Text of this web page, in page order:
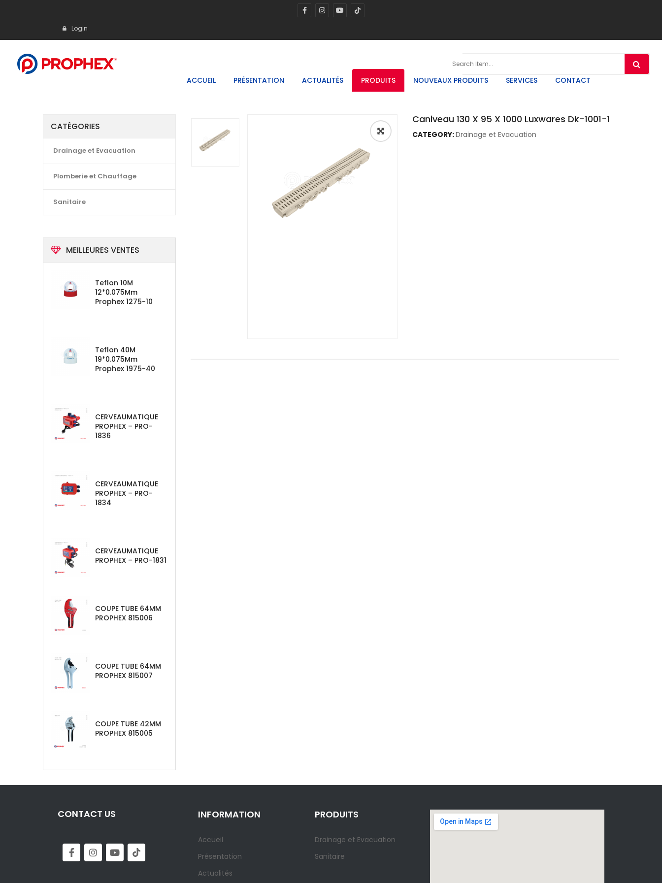
Login
ACCUEIL PRÉSENTATION ACTUALITÉS PRODUITS NOUVEAUX PRODUITS SERVICES CONTACT
CATÉGORIES
Drainage et Evacuation
Plomberie et Chauffage
Sanitaire
MEILLEURES VENTES
Teflon 10M
12*0.075Mm
Prophex 1275-10
Teflon 40M
19*0.075Mm
Prophex 1975-40
CERVEAUMATIQUE
PROPHEX – PRO-
1836
CERVEAUMATIQUE
PROPHEX – PRO-
1834
CERVEAUMATIQUE
PROPHEX – PRO-1831
COUPE TUBE 64MM
PROPHEX 815006
COUPE TUBE 64MM
PROPHEX 815007
COUPE TUBE 42MM
PROPHEX 815005
🔍
Caniveau 130 X 95 X 1000 Luxwares Dk-1001-1
CATEGORY:Drainage et Evacuation
CONTACT US INFORMATION
Accueil
Présentation
Actualités
PRODUITS
Drainage et Evacuation
Sanitaire